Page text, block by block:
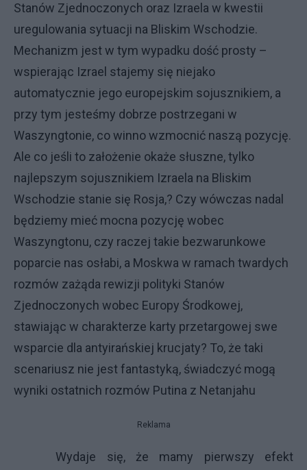
Stanów Zjednoczonych oraz Izraela w kwestii
uregulowania sytuacji na Bliskim Wschodzie.
Mechanizm jest w tym wypadku dość prosty –
wspierając Izrael stajemy się niejako
automatycznie jego europejskim sojusznikiem, a
przy tym jesteśmy dobrze postrzegani w
Waszyngtonie, co winno wzmocnić naszą pozycję.
Ale co jeśli to założenie okaże słuszne, tylko
najlepszym sojusznikiem Izraela na Bliskim
Wschodzie stanie się Rosja,? Czy wówczas nadal
będziemy mieć mocna pozycję wobec
Waszyngtonu, czy raczej takie bezwarunkowe
poparcie nas osłabi, a Moskwa w ramach twardych
rozmów zażąda rewizji polityki Stanów
Zjednoczonych wobec Europy Środkowej,
stawiając w charakterze karty przetargowej swe
wsparcie dla antyirańskiej krucjaty? To, że taki
scenariusz nie jest fantastyką, świadczyć mogą
wyniki ostatnich rozmów Putina z Netanjahu
Reklama
Wydaje się, że mamy pierwszy efekt